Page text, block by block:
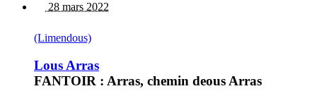
28 mars 2022
(Limendous)
Lous Arras
FANTOIR : Arras, chemin deous Arras